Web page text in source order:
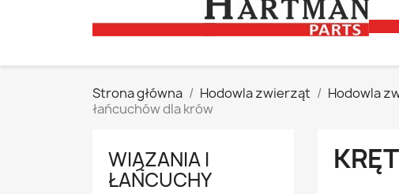
Strona główna Hodowla zwierząt Hodowla
łańcuchów dla krów
WIĄZANIA I
ŁAŃCUCHY